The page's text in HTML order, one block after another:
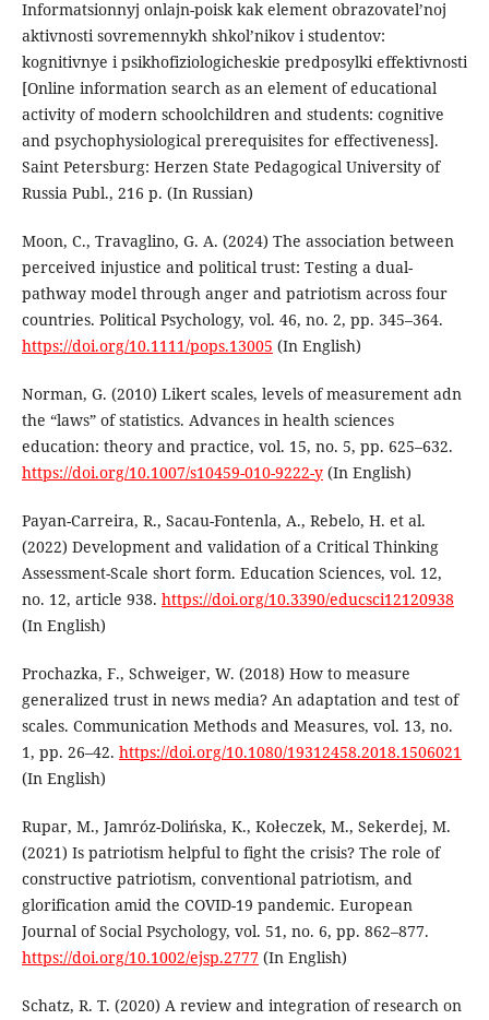
Informatsionnyj onlajn-poisk kak element obrazovatel’noj
aktivnosti sovremennykh shkol’nikov i studentov:
kognitivnye i psikhofiziologicheskie predposylki effektivnosti
[Online information search as an element of educational
activity of modern schoolchildren and students: cognitive
and psychophysiological prerequisites for effectiveness].
Saint Petersburg: Herzen State Pedagogical University of
Russia Publ., 216 p. (In Russian)
Moon, C., Travaglino, G. A. (2024) The association between
perceived injustice and political trust: Testing a dual-
pathway model through anger and patriotism across four
countries. Political Psychology, vol. 46, no. 2, pp. 345–364.
https://doi.org/10.1111/pops.13005 (In English)
Norman, G. (2010) Likert scales, levels of measurement adn
the “laws” of statistics. Advances in health sciences
education: theory and practice, vol. 15, no. 5, pp. 625–632.
https://doi.org/10.1007/s10459-010-9222-y(In English)
Payan-Carreira, R., Sacau-Fontenla, A., Rebelo, H. et al.
(2022) Development and validation of a Critical Thinking
Assessment-Scale short form. Education Sciences, vol. 12,
no. 12, article 938. https://doi.org/10.3390/educsci12120938
(In English)
Prochazka, F., Schweiger, W. (2018) How to measure
generalized trust in news media? An adaptation and test of
scales. Communication Methods and Measures, vol. 13, no.
1, pp. 26–42. https://doi.org/10.1080/19312458.2018.1506021
(In English)
Rupar, M., Jamróz-Dolińska, K., Kołeczek, M., Sekerdej, M.
(2021) Is patriotism helpful to fight the crisis? The role of
constructive patriotism, conventional patriotism, and
glorification amid the COVID-19 pandemic. European
Journal of Social Psychology, vol. 51, no. 6, pp. 862–877.
https://doi.org/10.1002/ejsp.2777(In English)
Schatz, R. T. (2020) A review and integration of research on